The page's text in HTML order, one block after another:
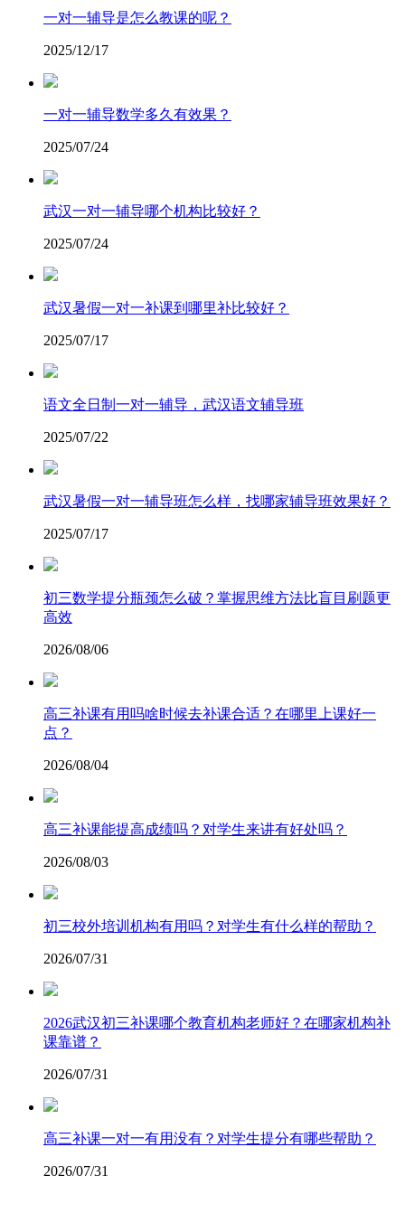
一对一辅导是怎么教课的呢？
2025/12/17
一对一辅导数学多久有效果？
2025/07/24
武汉一对一辅导哪个机构比较好？
2025/07/24
武汉暑假一对一补课到哪里补比较好？
2025/07/17
语文全日制一对一辅导，武汉语文辅导班
2025/07/22
武汉暑假一对一辅导班怎么样，找哪家辅导班效果好？
2025/07/17
​初三数学提分瓶颈怎么破？掌握思维方法比盲目刷题更
高效
2026/08/06
高三补课有用吗啥时候去补课合适？在哪里上课好一
点？
2026/08/04
高三补课能提高成绩吗？对学生来讲有好处吗？
2026/08/03
初三校外培训机构有用吗？对学生有什么样的帮助？
2026/07/31
2026武汉初三补课哪个教育机构老师好？在哪家机构补
课靠谱？
2026/07/31
高三补课一对一有用没有？对学生提分有哪些帮助？
2026/07/31